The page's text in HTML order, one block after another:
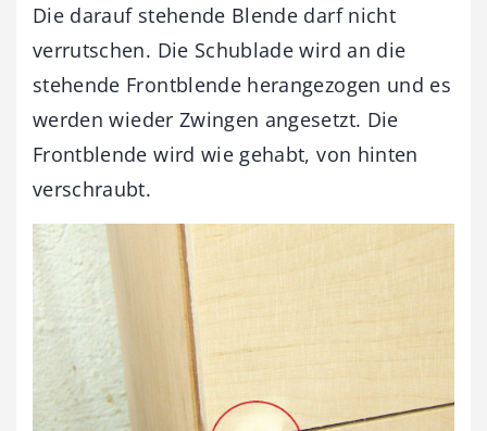
Die darauf stehende Blende darf nicht
verrutschen. Die Schublade wird an die
stehende Frontblende herangezogen und es
werden wieder Zwingen angesetzt. Die
Frontblende wird wie gehabt, von hinten
verschraubt.